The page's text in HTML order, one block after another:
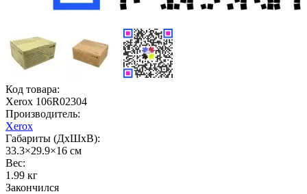
Код товара:
Xerox 106R02304
Производитель:
Xerox
Габариты (ДхШхВ):
33.3×29.9×16 см
Вес:
1.99 кг
Закончился